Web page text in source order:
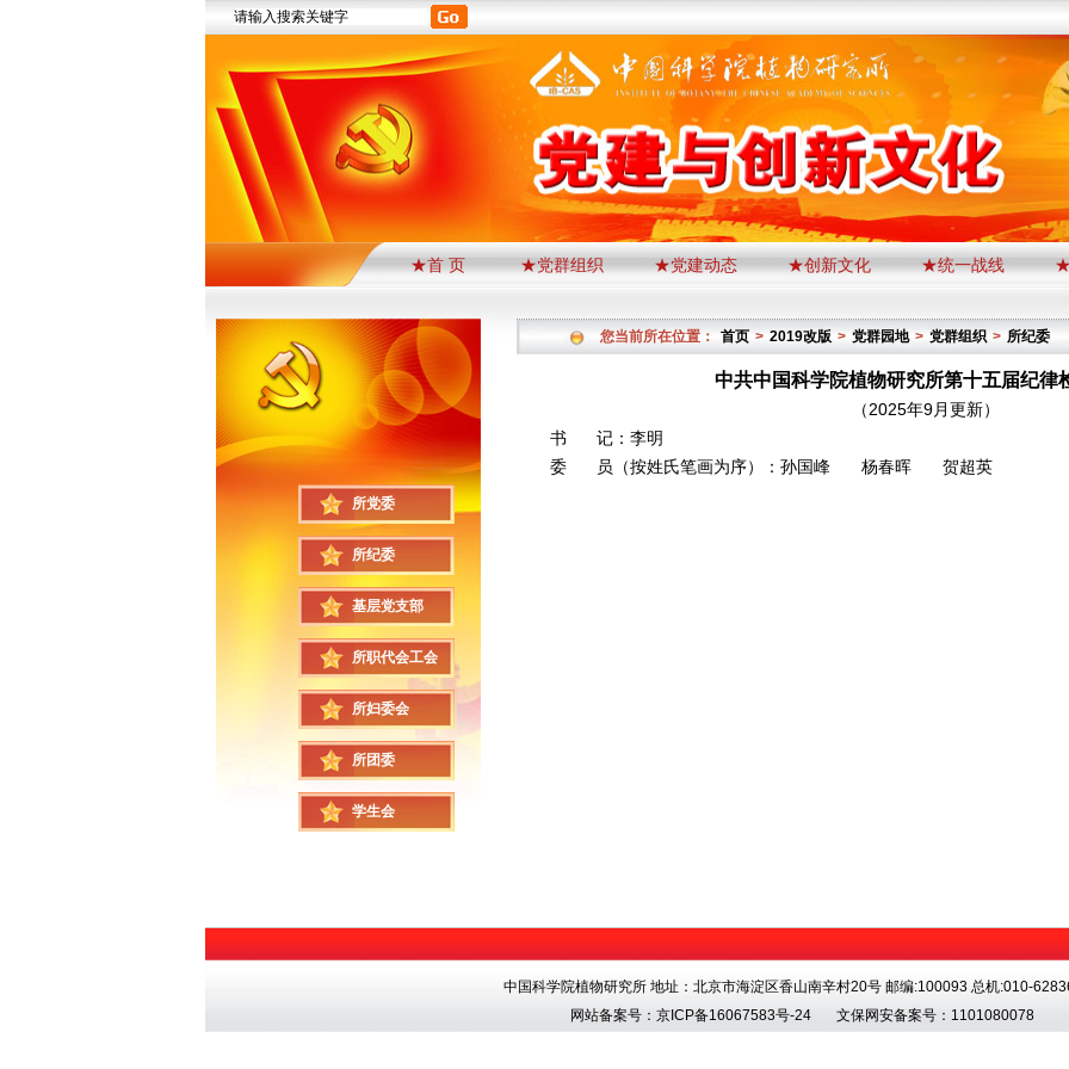
★首 页 ★党群组织 ★党建动态 ★创新文化 ★统一战线 ★
所党委
所纪委
基层党支部
所职代会工会
所妇委会
所团委
学生会
您当前所在位置： 首页 > 2019改版 > 党群园地 > 党群组织 > 所纪委
中共中国科学院植物研究所第十五届纪律
（2025年9月更新）
书 记：李明
委 员（按姓氏笔画为序）：孙国峰
杨春晖 贺超英
中国科学院植物研究所 地址：北京市海淀区香山南辛村20号 邮编:100093 总机:010-
网站备案号： 京ICP备16067583号-24文保网安备案号：1101080078